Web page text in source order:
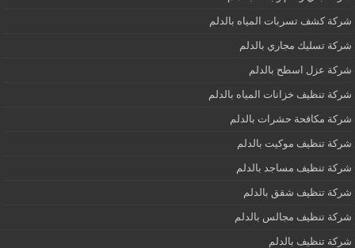
شركة كشف تسربات المياه بالدلم
شركة تسليك مجاري بالدلم
شركة عزل اسطح بالدلم
شركة تنظيف خزانات المياه بالدلم
شركة مكافحة حشرات بالدلم
شركة تنظيف موكيت بالدلم
شركة تنظيف مساجد بالدلم
شركة تنظيف شقق بالدلم
شركة تنظيف مجالس بالدلم
شركة تنظيف بالدلم